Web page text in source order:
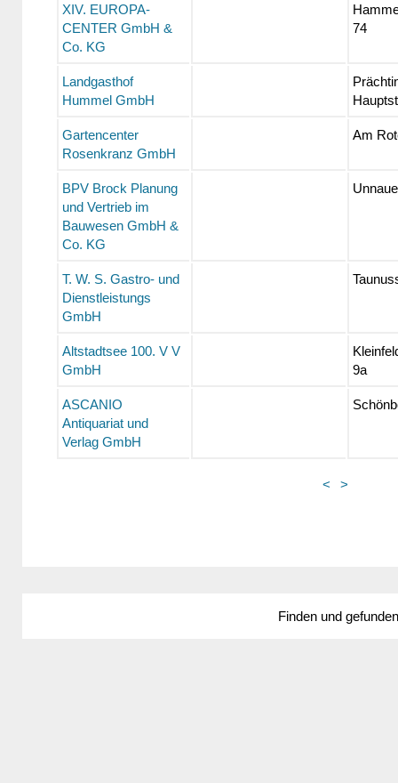
XIV. EUROPA-
CENTER GmbH &
Co. KG
74
Landgasthof
Hummel GmbH
Gartencenter
Rosenkranz GmbH
Am
BPV Brock Planung
und Vertrieb im
Bauwesen GmbH &
Co. KG
T. W. S. Gastro- und
Dienstleistungs
GmbH
Altstadtsee 100. V V
GmbH
9a
ASCANIO
Antiquariat und
Verlag GmbH
< >
Finden und